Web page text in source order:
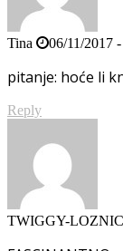
Tina 06/11/2017
pitanje: hoće li
Reply
TWIGGY-